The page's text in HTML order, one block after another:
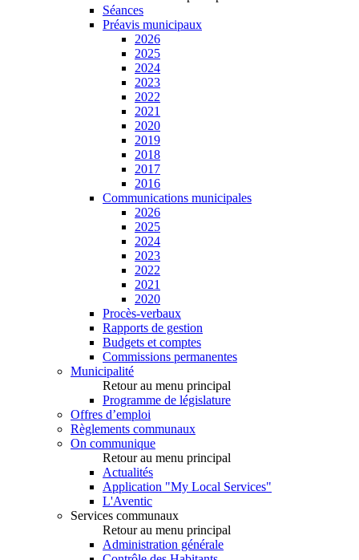
Séances
Préavis municipaux
2026
2025
2024
2023
2022
2021
2020
2019
2018
2017
2016
Communications municipales
2026
2025
2024
2023
2022
2021
2020
Procès-verbaux
Rapports de gestion
Budgets et comptes
Commissions permanentes
Municipalité
Retour au menu principal
Programme de législature
Offres d’emploi
Règlements communaux
On communique
Retour au menu principal
Actualités
Application "My Local Services"
L'Aventic
Services communaux
Retour au menu principal
Administration générale